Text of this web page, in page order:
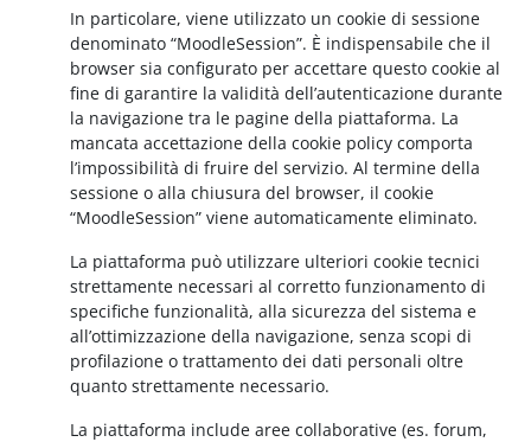
In particolare, viene utilizzato un cookie di sessione
denominato “MoodleSession”. È indispensabile che il
browser sia configurato per accettare questo cookie al
fine di garantire la validità dell’autenticazione durante
la navigazione tra le pagine della piattaforma. La
mancata accettazione della cookie policy comporta
l’impossibilità di fruire del servizio. Al termine della
sessione o alla chiusura del browser, il cookie
“MoodleSession” viene automaticamente eliminato.
La piattaforma può utilizzare ulteriori cookie tecnici
strettamente necessari al corretto funzionamento di
specifiche funzionalità, alla sicurezza del sistema e
all’ottimizzazione della navigazione, senza scopi di
profilazione o trattamento dei dati personali oltre
quanto strettamente necessario.
La piattaforma include aree collaborative (es. forum,